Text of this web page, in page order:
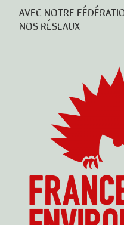
AVEC NOTRE
NOS RÉSEAUX